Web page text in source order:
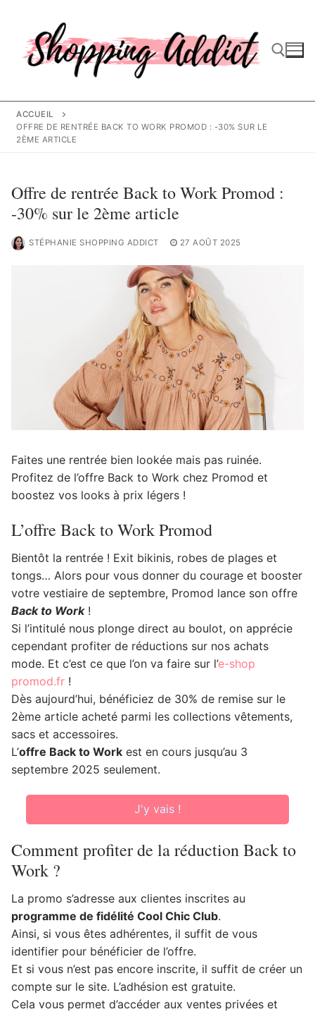
contenu
ACCUEIL
OFFRE DE RENTRÉE BACK TO WORK PROMOD : -30% SUR LE
2ÈME ARTICLE
Offre de rentrée Back to Work Promod :
-30% sur le 2ème article
STÉPHANIE SHOPPING ADDICT 27 AOÛT 2025
Faites une rentrée bien lookée mais pas ruinée.
Profitez de l’offre Back to Work chez Promod et
boostez vos looks à prix légers !
L’offre Back to Work Promod
Bientôt la rentrée ! Exit bikinis, robes de plages et
tongs… Alors pour vous donner du courage et booster
votre vestiaire de septembre, Promod lance son offre
Back to Work!
Si l’intitulé nous plonge direct au boulot, on apprécie
cependant profiter de réductions sur nos achats
mode. Et c’est ce que l’on va faire sur l’e-shop
promod.fr !
Dès aujourd’hui, bénéficiez de 30% de remise sur le
2ème article acheté parmi les collections vêtements,
sacs et accessoires.
L’offre Back to Work est en cours jusqu’au 3
septembre 2025 seulement.
J'y vais !
Comment profiter de la réduction Back to
Work ?
La promo s’adresse aux clientes inscrites au
programme de fidélité Cool Chic Club.
Ainsi, si vous êtes adhérentes, il suffit de vous
identifier pour bénéficier de l’offre.
Et si vous n’est pas encore inscrite, il suffit de créer un
compte sur le site. L’adhésion est gratuite.
Cela vous permet d’accéder aux ventes privées et